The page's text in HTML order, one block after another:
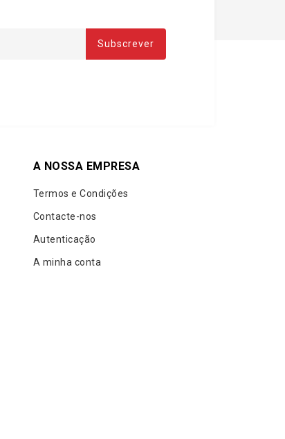
A NOSSA EMPRESA
Termos e Condições
Contacte-nos
Autenticação
A minha conta